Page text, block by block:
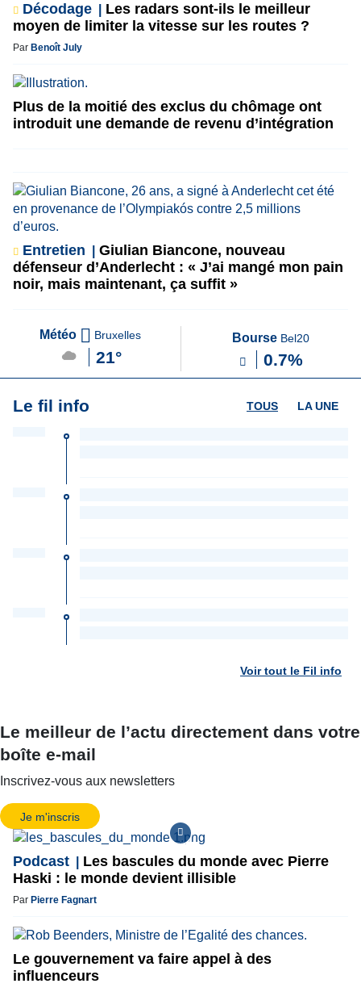
Décodage
Les radars sont-ils le meilleur
moyen de limiter la vitesse sur les routes ?
Par Benoît July
Plus de la moitié des exclus du chômage ont
introduit une demande de revenu d’intégration
Entretien
Giulian Biancone, nouveau
défenseur d’Anderlecht : « J’ai mangé mon pain
noir, mais maintenant, ça suffit »
Météo Bruxelles
21°
Bourse Bel20
0.7%
Le fil info LA UNE
TOUS
Voir tout le Fil info
Le meilleur de l’actu directement dans votre
boîte e-mail
Inscrivez-vous aux newsletters
Je m'inscris
Podcast
Les bascules du monde avec Pierre
Haski : le monde devient illisible
Par Pierre Fagnart
Le gouvernement va faire appel à des
influenceurs